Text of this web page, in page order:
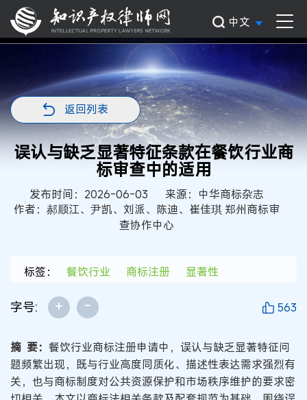
中文
返回列表
误认与缺乏显著特征条款在餐饮行业商
标审查中的适用
发布时间：2026-06-03
来源：中华商标杂志
作者：郝顺江、尹凯、刘派、陈迪、崔佳琪 郑州商标审
查协作中心
标签： 餐饮行业 商标注册 显著性
字号: + - 563
摘 要： 餐饮行业商标注册申请中，误认与缺乏显著特征问
题频繁出现，既与行业高度同质化、描述性表达需求强烈有
关，也与商标制度对公共资源保护和市场秩序维护的要求密